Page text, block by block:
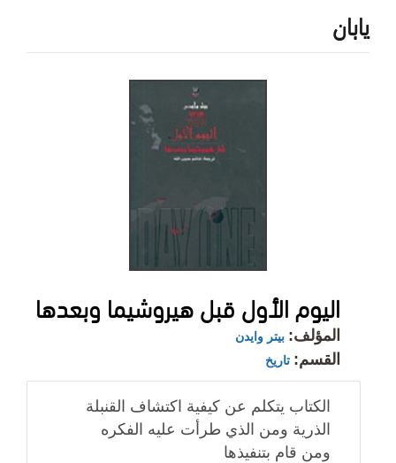
يابان
اليوم الأول قبل هيروشيما وبعدها
المؤلف: بيتر وايدن
القسم: تاريخ
الكتاب يتكلم عن كيفية اكتشاف القنبلة
الذرية ومن الذي طرأت عليه الفكره
ومن قام بتنفيذها